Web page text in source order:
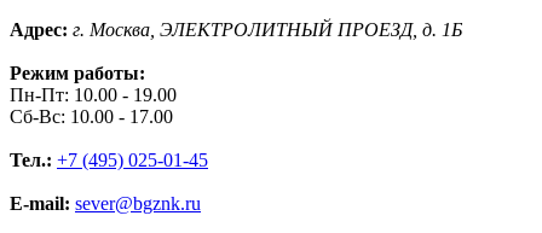
Адрес: г. Москва, ЭЛЕКТРОЛИТНЫЙ ПРОЕЗД, д. 1Б
Режим работы:
Пн-Пт: 10.00 - 19.00
Сб-Вс: 10.00 - 17.00
Тел.: +7 (495) 025-01-45
E-mail: sever@bgznk.ru